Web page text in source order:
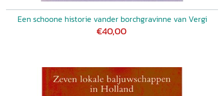
Een schoone historie vander borchgravinne van Vergi
€40,00